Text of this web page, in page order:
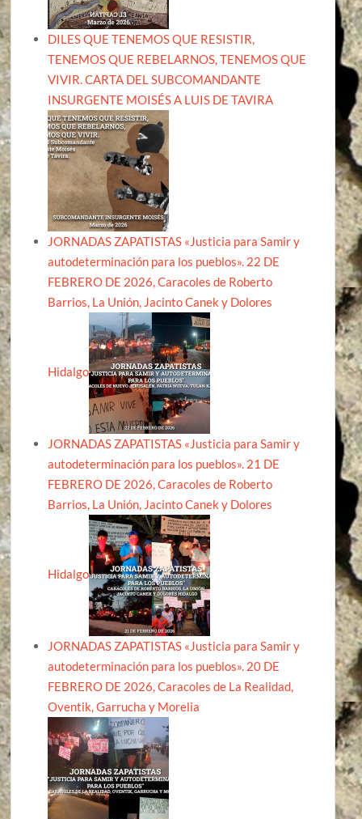
DILES QUE TENEMOS QUE RESISTIR,
TENEMOS QUE REBELARNOS, TENEMOS QUE
VIVIR. CARTA DEL SUBCOMANDANTE
INSURGENTE MOISÉS A LUIS DE TAVIRA
JORNADAS ZAPATISTAS «Justicia para Samir y
autodeterminación para los pueblos». 22 DE
FEBRERO DE 2026, Caracoles de Roberto
Barrios, La Unión, Jacinto Canek y Dolores
Hidalgo
JORNADAS ZAPATISTAS «Justicia para Samir y
autodeterminación para los pueblos». 21 DE
FEBRERO DE 2026, Caracoles de Roberto
Barrios, La Unión, Jacinto Canek y Dolores
Hidalgo
JORNADAS ZAPATISTAS «Justicia para Samir y
autodeterminación para los pueblos». 20 DE
FEBRERO DE 2026, Caracoles de La Realidad,
Oventik, Garrucha y Morelia